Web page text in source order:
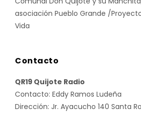
asociación Pueblo Grande /
Vida
Contacto
QR19 Quijote Radio
Contacto: Eddy Ramos Ludeña
Dirección: Jr. Ayacucho 140 Santa